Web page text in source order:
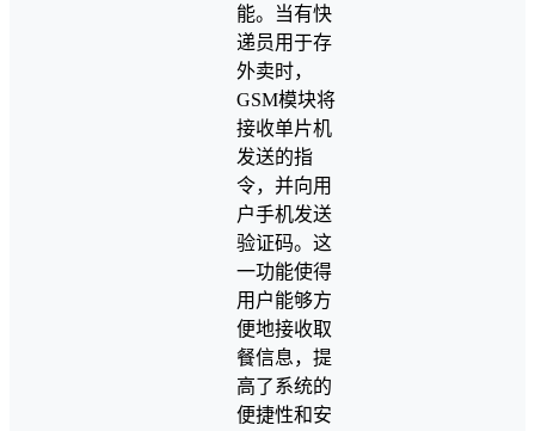
能。当有快
递员用于存
外卖时，
GSM模块将
接收单片机
发送的指
令，并向用
户手机发送
验证码。这
一功能使得
用户能够方
便地接收取
餐信息，提
高了系统的
便捷性和安